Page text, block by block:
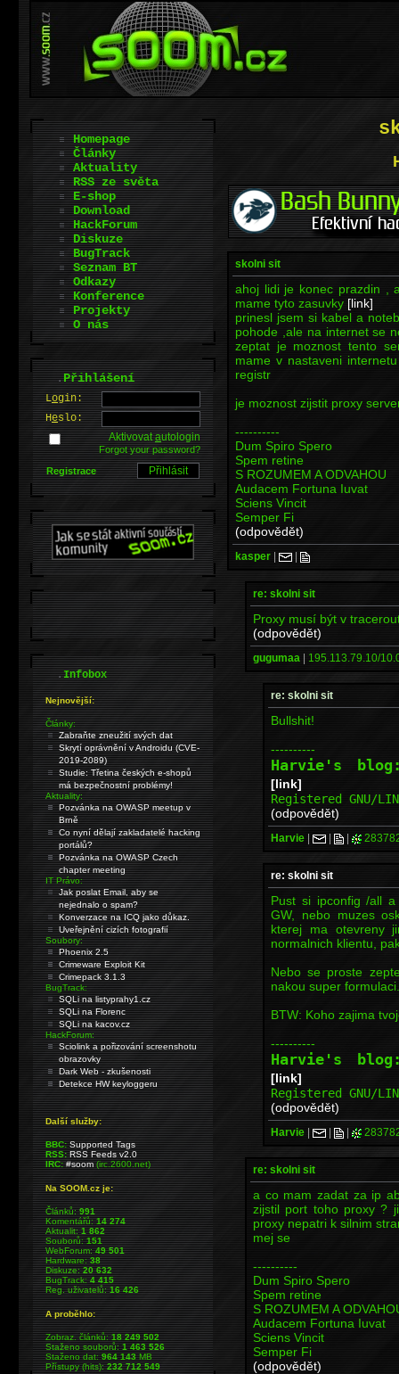
skolni sit
ahoj lidi je konec prazdin ,
mame tyto zasuvky [link]
prinesl jsem si kabel a
pohode ,ale na internet se
zeptat je moznost tento
mame v nastaveni
registr
je moznost zijstit proxy
----------
Dum Spiro Spero
Spem retine
S ROZUMEM A ODVAHOU
Audacem Fortuna Iuvat
Sciens Vincit
Semper Fi
(odpovědět)
kasper | |
re: skolni sit
Proxy musí být v
(odpovědět)
gugumaa | 195.113.79.10/
re: skolni sit
Bullshit!
----------
Harvie's
[link]
Registered GNU/
(odpovědět)
Harvie | | |
re: skolni sit
Pust si ipconfig /all
GW, nebo muzes
kterej ma otevreny
normalnich klientu,
Nebo se proste
nakou super
BTW: Koho zajima
----------
Harvie's
[link]
Registered GNU/
(odpovědět)
Harvie | | |
re: skolni sit
a co mam zadat za ip
zijstil port toho proxy ?
proxy nepatri k silnim
mej se
----------
Dum Spiro Spero
Spem retine
S ROZUMEM A
Audacem Fortuna Iuvat
Sciens Vincit
Semper Fi
(odpovědět)
Homepage
Články
Aktuality
RSS ze světa
E-shop
Download
HackForum
Diskuze
BugTrack
Seznam BT
Odkazy
Konference
Projekty
O nás
.Přihlášení
Login:
Heslo:
Aktivovatautologin
Forgot your password?
Registrace
.Infobox
Nejnovější:
Články:
Zabraňte zneužití svých dat
Skrytí oprávnění v Androidu (CVE-
2019-2089)
Studie: Třetina českých e-shopů
má bezpečnostní problémy!
Aktuality:
Pozvánka na OWASP meetup v
Brně
Co nyní dělají zakladatelé hacking
portálů?
Pozvánka na OWASP Czech
chapter meeting
IT Právo:
Jak poslat Email, aby se
nejednalo o spam?
Konverzace na ICQ jako důkaz.
Uveřejnění cizích fotografií
Soubory:
Phoenix 2.5
Crimeware Exploit Kit
Crimepack 3.1.3
BugTrack:
SQLi na listyprahy1.cz
SQLi na Florenc
SQLi na kacov.cz
HackForum:
Sciolink a pořizování screenshotu
obrazovky
Dark Web - zkušenosti
Detekce HW keyloggeru
Další služby:
BBC: Supported Tags
RSS: RSS Feeds v2.0
IRC: #soom(irc.2600.net)
Na SOOM.cz je:
Článků:991
Komentářů:14 274
Aktualit:1 862
Souborů:151
WebForum:49 501
Hardware:38
Diskuze:20 632
BugTrack:4 415
Reg. uživatelů:16 426
A proběhlo:
Zobraz. článků:18 249 502
Staženo souborů:1 463 526
Staženo dat:964 143MB
Přístupy (hits):232 712 549